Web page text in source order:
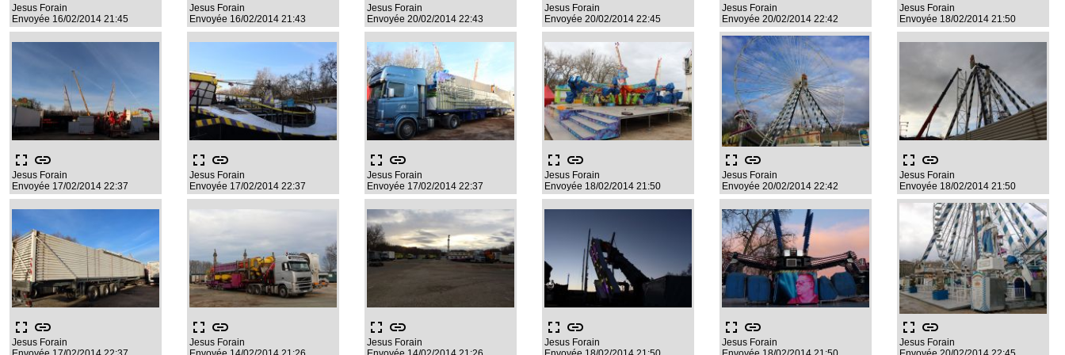
Jesus Forain
Envoyée 16/02/2014 21:45
Jesus Forain
Envoyée 16/02/2014 21:43
Jesus Forain
Envoyée 20/02/2014 22:43
Jesus Forain
Envoyée 20/02/2014 22:45
Jesus Forain
Envoyée 20/02/2014 22:42
Jesus Forain
Envoyée 18/02/2014 21:50
fullscreen link
Jesus Forain
Envoyée 17/02/2014 22:37
fullscreen link
Jesus Forain
Envoyée 17/02/2014 22:37
fullscreen link
Jesus Forain
Envoyée 17/02/2014 22:37
fullscreen link
Jesus Forain
Envoyée 18/02/2014 21:50
fullscreen link
Jesus Forain
Envoyée 20/02/2014 22:42
fullscreen link
Jesus Forain
Envoyée 18/02/2014 21:50
fullscreen link
Jesus Forain
fullscreen link
Jesus Forain
fullscreen link
Jesus Forain
fullscreen link
Jesus Forain
fullscreen link
Jesus Forain
fullscreen link
Jesus Forain